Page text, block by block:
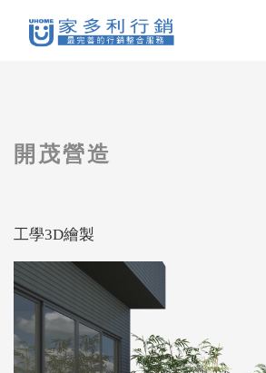
開茂營造
工學3D繪製